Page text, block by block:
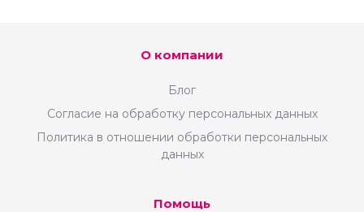
О компании
Блог
Согласие на обработку персональных данных
Политика в отношении обработки персональных
данных
Помощь